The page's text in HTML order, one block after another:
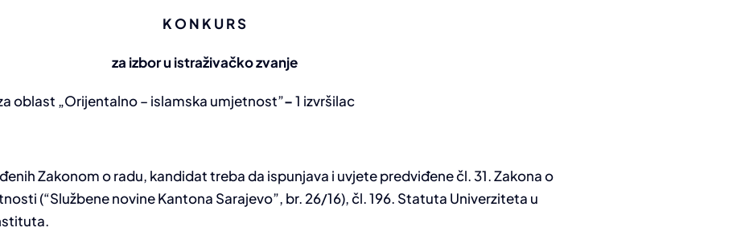
K O N K U R S
za izbor u istraživačko zvanje
oblast „Orijentalno – islamska umjetnost”–1 izvršilac
Zakonom o radu, kandidat treba da ispunjava i uvjete predviđene čl. 31. Zakona o
(“Službene novine Kantona Sarajevo”, br. 26/16), čl. 196. Statuta Univerziteta u